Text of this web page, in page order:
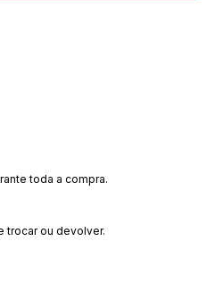
toda a compra.
trocar ou devolver.